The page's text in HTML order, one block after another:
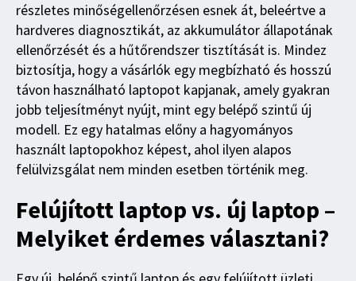
részletes minőségellenőrzésen esnek át, beleértve a
hardveres diagnosztikát, az akkumulátor állapotának
ellenőrzését és a hűtőrendszer tisztítását is. Mindez
biztosítja, hogy a vásárlók egy megbízható és hosszú
távon használható laptopot kapjanak, amely gyakran
jobb teljesítményt nyújt, mint egy belépő szintű új
modell. Ez egy hatalmas előny a hagyományos
használt laptopokhoz képest, ahol ilyen alapos
felülvizsgálat nem minden esetben történik meg.
Felújított laptop vs. új laptop –
Melyiket érdemes választani?